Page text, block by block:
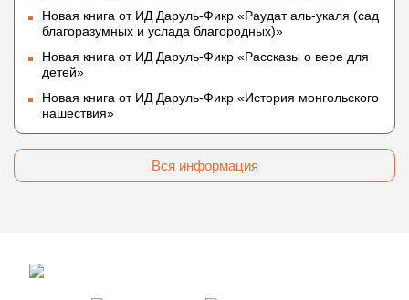
Новая книга от ИД Даруль-Фикр «Раудат аль-укаля (cад
благоразумных и услада благородных)»
Новая книга от ИД Даруль-Фикр «Рассказы о вере для
детей»
Новая книга от ИД Даруль-Фикр «История монгольского
нашествия»
Вся информация